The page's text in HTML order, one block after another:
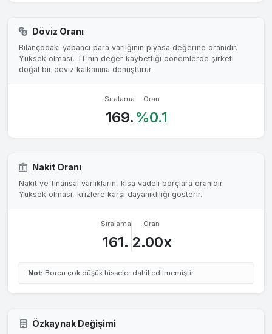
Döviz Oranı
Bilançodaki yabancı para varlığının piyasa değerine oranıdır.
Yüksek olması, TL'nin değer kaybettiği dönemlerde şirketi
doğal bir döviz kalkanına dönüştürür.
Sıralama
169.
Oran
%0.1
Nakit Oranı
Nakit ve finansal varlıkların, kısa vadeli borçlara oranıdır.
Yüksek olması, krizlere karşı dayanıklılığı gösterir.
Sıralama
161.
Oran
2.00x
Not: Borcu çok düşük hisseler dahil edilmemiştir.
Özkaynak Değişimi